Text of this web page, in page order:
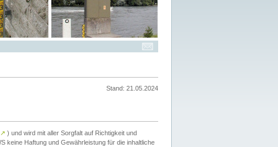
Stand: 21.05.2024
↗ ) und wird mit aller Sorgfalt auf Richtigkeit und
keine Haftung und Gewährleistung für die inhaltliche